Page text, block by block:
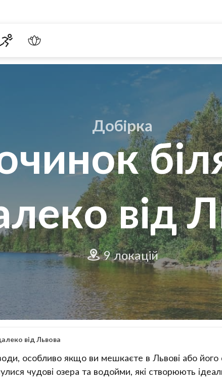
Добірка
від
9 локацій
від Львова
особливо якщо ви мешкаєте в Львові або
чудові озера та водойми, які створюють